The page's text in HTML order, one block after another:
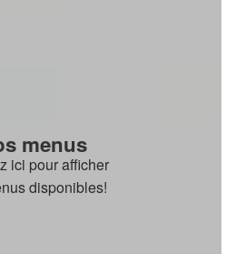
menus
ici pour afficher
disponibles!